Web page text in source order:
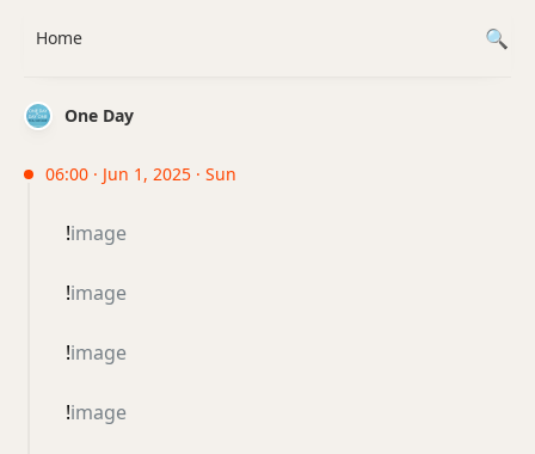
One Day
06:00 · Jun 1, 2025 · Sun
!image
!image
!image
!image
Home